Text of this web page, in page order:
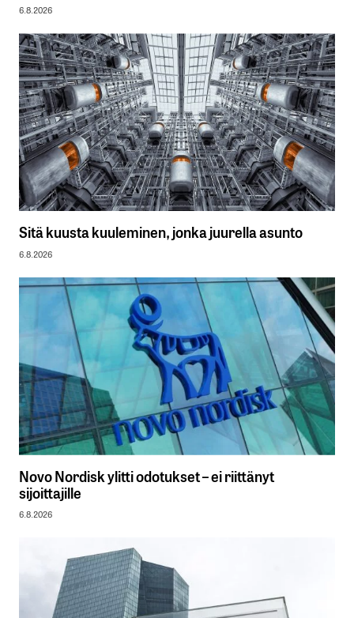
6.8.2026
Sitä kuusta kuuleminen, jonka juurella asunto
6.8.2026
Novo Nordisk ylitti odotukset – ei riittänyt
sijoittajille
6.8.2026